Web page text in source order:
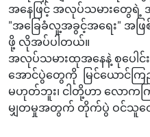
အနေဖြင့် အလုပ်သမားတွေရဲ့
"အခြေခံလူ့အခွင့်အရေး" အ
ဖို့ လိုအပ်ပါတယ်။
အလုပ်သမားထုအနေနဲ့ စုပေါ
အောင်ပွဲတွေကို မြင်ယောင်ကြ
မဟုတ်ဘူး၊ ငါတို့ဟာ လောက
မျှတမှုအတွက် တိုက်ပွဲ ဝင်သူတွေ